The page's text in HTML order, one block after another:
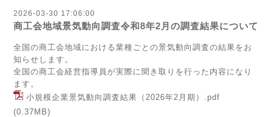
2026-03-30 17:06:00
商工会地域景気動向調査令和8年2月の調査結果について
全国の商工会地域における業種ごとの景気動向調査の結果をお
知らせします。
全国の商工会経営指導員が実際に聞き取りを行った内容になり
ます。
小規模企業景気動向調査結果（2026年2月期）.pdf
(0.37MB)